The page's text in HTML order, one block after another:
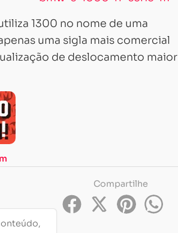
1300 no nome de uma
uma sigla mais comercial
de deslocamento maior
Compartilhe